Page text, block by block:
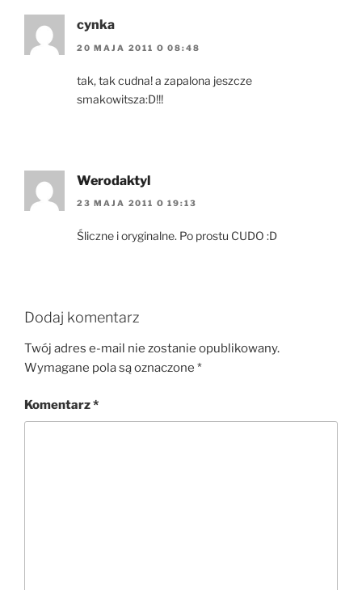
cynka
20 MAJA 2011 O 08:48
tak, tak cudna! a zapalona jeszcze
smakowitsza:D!!!
Werodaktyl
23 MAJA 2011 O 19:13
Śliczne i oryginalne. Po prostu CUDO :D
Dodaj komentarz
Twój adres e-mail nie zostanie opublikowany.
Wymagane pola są oznaczone *
Komentarz*